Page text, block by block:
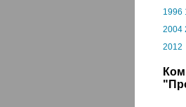
1996
2004
2012